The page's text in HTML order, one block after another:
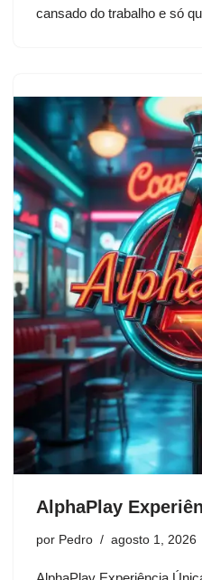
cansado do trabalho e só
AlphaPlay
por Pedro agosto 1, 2026